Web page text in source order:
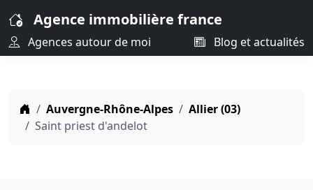
Agence immobilière france
Agences autour de moi Blog et actualités
Auvergne-Rhône-Alpes
Allier (03)
Saint priest d'andelot